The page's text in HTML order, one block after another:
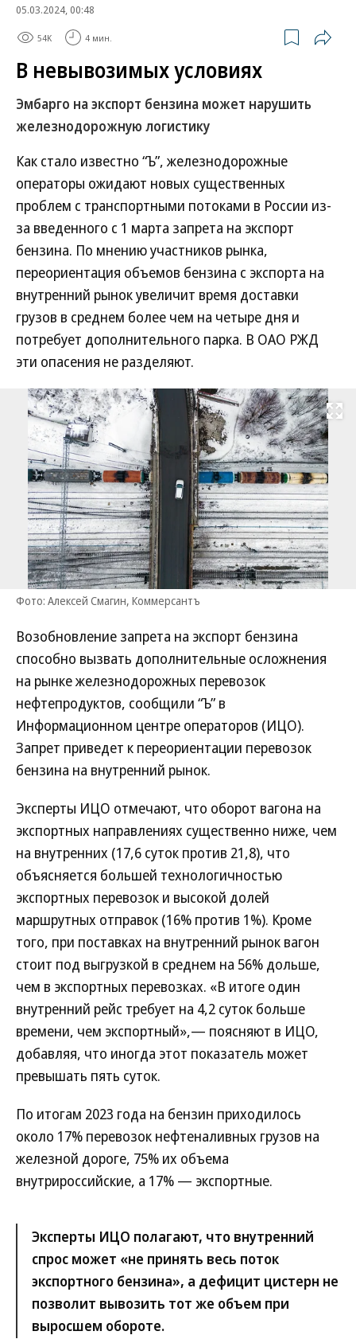
05.03.2024, 00:48
54K 4 мин.
В невывозимых условиях
Эмбарго на экспорт бензина может нарушить
железнодорожную логистику
Как стало известно “Ъ”, железнодорожные
операторы ожидают новых существенных
проблем с транспортными потоками в России из-
за введенного с 1 марта запрета на экспорт
бензина. По мнению участников рынка,
переориентация объемов бензина с экспорта на
внутренний рынок увеличит время доставки
грузов в среднем более чем на четыре дня и
потребует дополнительного парка. В ОАО РЖД
эти опасения не разделяют.
Развернуть
Фото: Алексей Смагин, Коммерсантъ
Возобновление запрета на экспорт бензина
способно вызвать дополнительные осложнения
на рынке железнодорожных перевозок
нефтепродуктов, сообщили “Ъ” в
Информационном центре операторов (ИЦО).
Запрет приведет к переориентации перевозок
бензина на внутренний рынок.
Эксперты ИЦО отмечают, что оборот вагона на
экспортных направлениях существенно ниже, чем
на внутренних (17,6 суток против 21,8), что
объясняется большей технологичностью
экспортных перевозок и высокой долей
маршрутных отправок (16% против 1%). Кроме
того, при поставках на внутренний рынок вагон
стоит под выгрузкой в среднем на 56% дольше,
чем в экспортных перевозках. «В итоге один
внутренний рейс требует на 4,2 суток больше
времени, чем экспортный»,— поясняют в ИЦО,
добавляя, что иногда этот показатель может
превышать пять суток.
По итогам 2023 года на бензин приходилось
около 17% перевозок нефтеналивных грузов на
железной дороге, 75% их объема
внутрироссийские, а 17% — экспортные.
Эксперты ИЦО полагают, что внутренний
спрос может «не принять весь поток
экспортного бензина», а дефицит цистерн не
позволит вывозить тот же объем при
выросшем обороте.